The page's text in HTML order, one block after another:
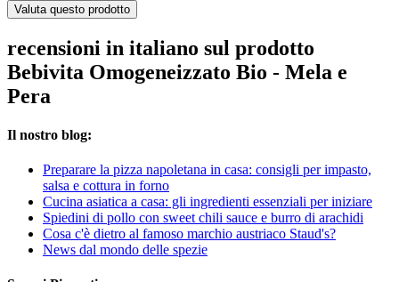
Valuta questo prodotto
recensioni in italiano sul prodotto
Bebivita Omogeneizzato Bio - Mela e
Pera
Il nostro blog:
Preparare la pizza napoletana in casa: consigli per impasto,
salsa e cottura in forno
Cucina asiatica a casa: gli ingredienti essenziali per iniziare
Spiedini di pollo con sweet chili sauce e burro di arachidi
Cosa c'è dietro al famoso marchio austriaco Staud's?
News dal mondo delle spezie